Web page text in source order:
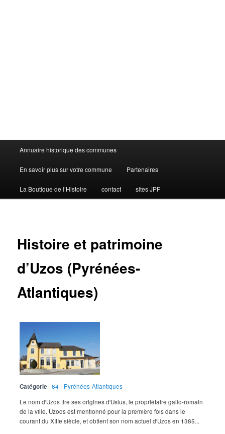
Menu
principal
Annuaire historique des communes
En savoir plus sur votre commune Partenaires
La Boutique de l’Histoire contact sites JPF
Histoire et patrimoine
d’Uzos (Pyrénées-
Atlantiques)
Catégorie
64 - Pyrénées-Atlantiques
Le nom d'Uzos tire ses origines d'Usius, le propriétaire gallo-romain
de la ville. Uzoos est mentionné pour la première fois dans le
courant du XIIIe siècle, et obtient son nom actuel d'Uzos en 1385...